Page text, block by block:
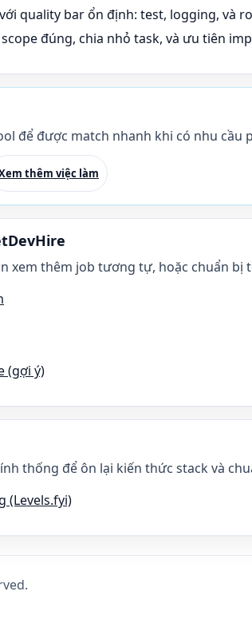
quality bar ổn định: test, logging, và
đúng, chia nhỏ task, và ưu tiên
để được match nhanh khi có nhu cầu
thêm việc làm
xem thêm job tương tự, hoặc chuẩn
(gợi ý)
thống để ôn lại kiến thức stack và
(Levels.fyi)